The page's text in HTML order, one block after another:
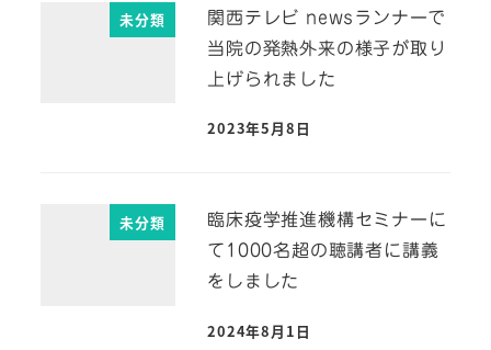
未分類
関西テレビ newsランナーで
当院の発熱外来の様子が取り
上げられました
2023年5月8日
未分類
臨床疫学推進機構セミナーに
て1000名超の聴講者に講義
をしました
2024年8月1日